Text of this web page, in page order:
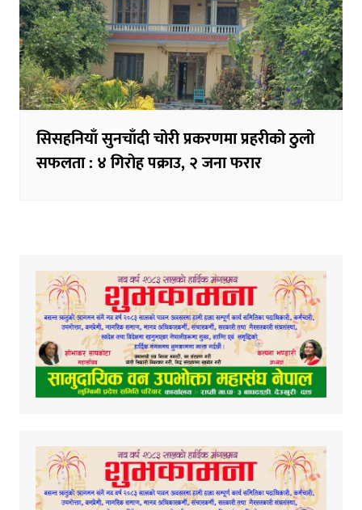
सिसहनियाँ सुनचाँदी चोरी प्रकरणमा प्रहरीको ठुलो
सफलता : ४ गिरोह पक्राउ, २ जना फरार